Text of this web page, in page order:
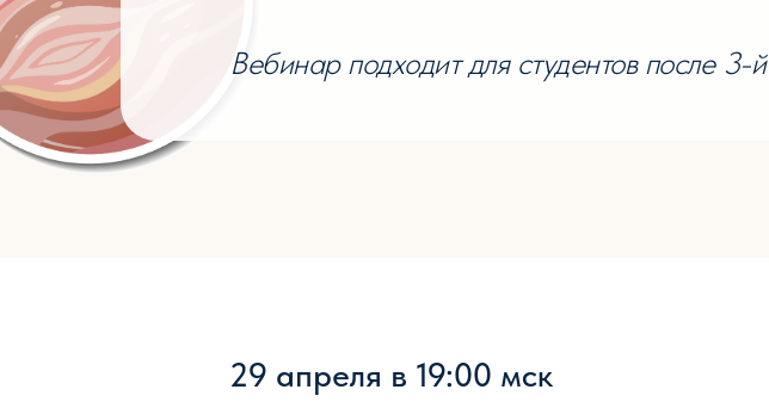
Вебинар подходит для студентов после
29 апреля в 19:00 мск